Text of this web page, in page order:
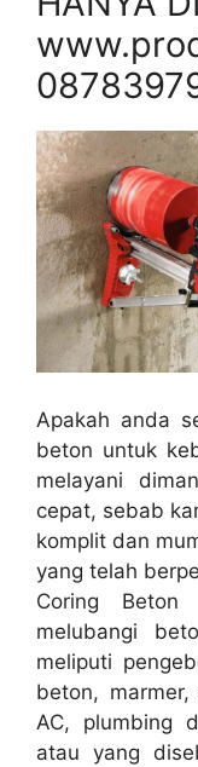
Apakah anda
beton untuk
melayani
cepat, sebab
komplit dan
yang telah
Coring Beton
melubangi
meliputi
beton,
AC, plumbing
atau yang